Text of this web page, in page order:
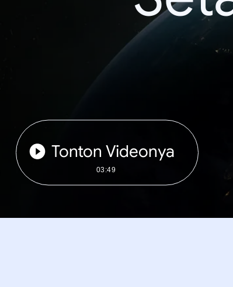
Tonton Videonya
03:49